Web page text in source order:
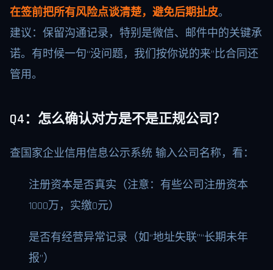
在签前把所有风险点谈清楚，避免后期扯皮。
建议：保留沟通记录，特别是微信、邮件中的关键承
诺。有时候一句“没问题，我们按你说的来”比合同还
管用。
Q4：怎么确认对方是不是正规公司？
查国家企业信用信息公示系统 输入公司名称，看：
注册资本是否真实（注意：有些公司注册资本
1000万，实缴0元）
是否有经营异常记录（如“地址失联”“长期未年
报”）